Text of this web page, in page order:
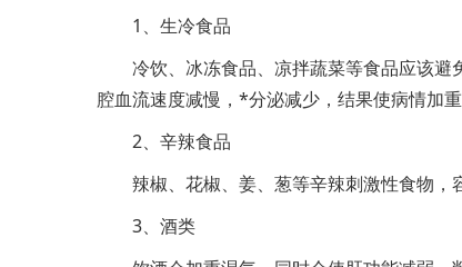
1、生冷食品
冷饮、冰冻食品、凉拌蔬菜等食品应该
腔血流速度减慢，*分泌减少，结果使病情加重
2、辛辣食品
辣椒、花椒、姜、葱等辛辣刺激性食物，
3、酒类